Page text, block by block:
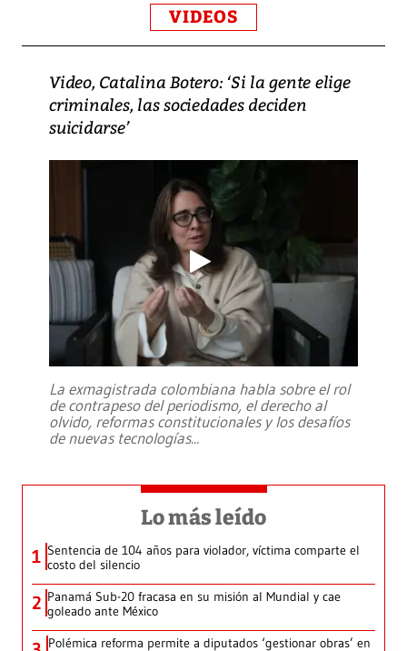
VIDEOS
Video, Catalina Botero: ‘Si la gente elige
criminales, las sociedades deciden
suicidarse’
La exmagistrada colombiana habla sobre el rol
de contrapeso del periodismo, el derecho al
olvido, reformas constitucionales y los desafíos
de nuevas tecnologías...
Lo más leído
1 Sentencia de 104 años para violador, víctima comparte el
costo del silencio
2 Panamá Sub-20 fracasa en su misión al Mundial y cae
goleado ante México
Polémica reforma permite a diputados ‘gestionar obras’ en